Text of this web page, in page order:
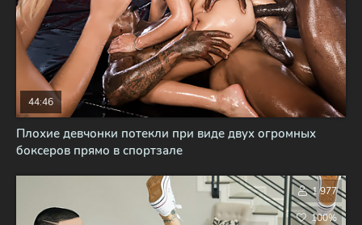
Плохие девчонки потекли при виде двух огромных
боксеров прямо в спортзале
44:46
1 977
100%